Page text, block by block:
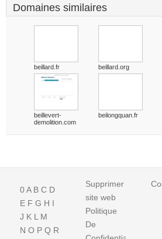
Domaines similaires
beillard.fr beillard.org
beillevert-
demolition.com
beilongquan.fr
0A B C D
E F G H I
J K L M
N O P Q R
Supprimer
site web
Politique
De